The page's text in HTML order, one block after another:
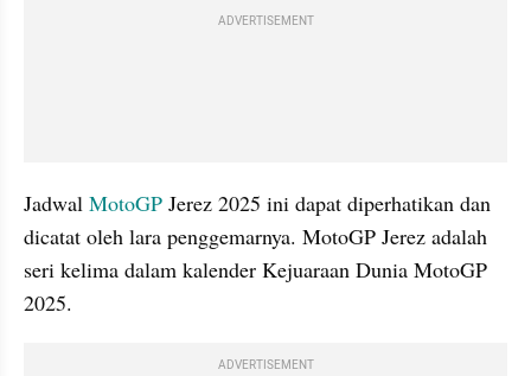
ADVERTISEMENT
Jadwal MotoGP Jerez 2025 ini dapat diperhatikan dan
dicatat oleh lara penggemarnya. MotoGP Jerez adalah
seri kelima dalam kalender Kejuaraan Dunia MotoGP
2025.
ADVERTISEMENT